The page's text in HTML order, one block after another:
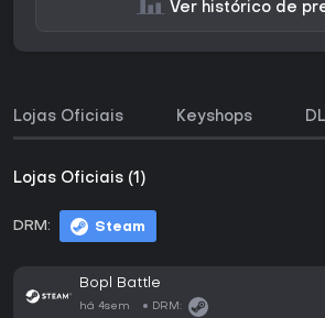
Ver histórico de
Lojas Oficiais Keyshops
Lojas Oficiais (1)
DRM: Steam
Bopl Battle
há 4sem DRM: